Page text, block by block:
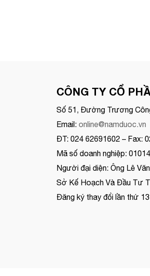
CÔNG TY CỔ
Số 51, Đường Trương
Email: online@namduoc.vn
ĐT: 024 62691602 – Fax:
Mã số doanh nghiệp:
Người đại diện: Ông Lê
Sở Kế Hoạch Và Đầu Tư
Đăng ký thay đổi lần thứ